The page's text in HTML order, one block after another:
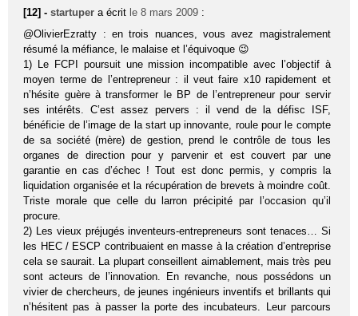
[12] -startuper a écrit le 8 mars 2009 :
@OlivierEzratty : en trois nuances, vous avez magistralement
résumé la méfiance, le malaise et l’équivoque 😉
1) Le FCPI poursuit une mission incompatible avec l’objectif à
moyen terme de l’entrepreneur : il veut faire x10 rapidement et
n’hésite guère à transformer le BP de l’entrepreneur pour servir
ses intérêts. C’est assez pervers : il vend de la défisc ISF,
bénéficie de l’image de la start up innovante, roule pour le compte
de sa société (mère) de gestion, prend le contrôle de tous les
organes de direction pour y parvenir et est couvert par une
garantie en cas d’échec ! Tout est donc permis, y compris la
liquidation organisée et la récupération de brevets à moindre coût.
Triste morale que celle du larron précipité par l’occasion qu’il
procure.
2) Les vieux préjugés inventeurs-entrepreneurs sont tenaces… Si
les HEC / ESCP contribuaient en masse à la création d’entreprise
cela se saurait. La plupart conseillent aimablement, mais très peu
sont acteurs de l’innovation. En revanche, nous possédons un
vivier de chercheurs, de jeunes ingénieurs inventifs et brillants qui
n’hésitent pas à passer la porte des incubateurs. Leur parcours